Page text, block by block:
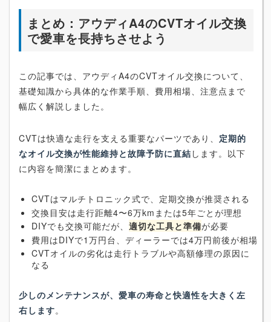
まとめ：アウディA4のCVTオイル交換
で愛車を長持ちさせよう
この記事では、アウディA4のCVTオイル交換について、
基礎知識から具体的な作業手順、費用相場、注意点まで
幅広く解説しました。
CVTは快適な走行を支える重要なパーツであり、 定期的
なオイル交換が性能維持と故障予防に直結 します。以下
に内容を簡潔にまとめます。
CVTはマルチトロニック式で、定期交換が推奨される
交換目安は走行距離4〜6万kmまたは5年ごとが理想
DIYでも交換可能だが、 適切な工具と準備が必要
費用はDIYで1万円台、ディーラーでは4万円前後が相場
CVTオイルの劣化は走行トラブルや高額修理の原因に
なる
少しのメンテナンスが、愛車の寿命と快適性を大きく左
右します。